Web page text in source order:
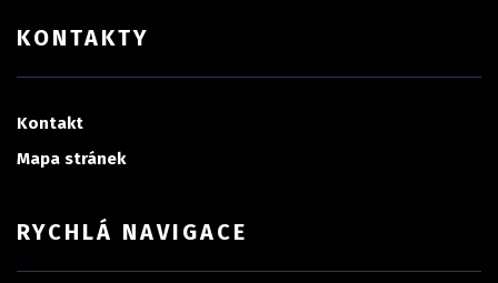
KONTAKTY
Kontakt
Mapa stránek
RYCHLÁ NAVIGACE